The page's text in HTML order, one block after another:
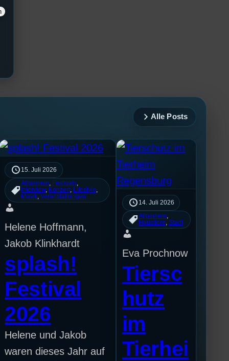
Alle Posts
15. Juli 2026
Allgemein Festivals
Interview, Konzert Lifestyle
Musik , Veranstaltungen
Helene Hoffmann,
Jakob Klinkhardt
splash!
Festival
2026
Helene und Jakob
waren dieses Jahr auf
14. Juli 2026
Allgemein
Haustiere Stadt
Eva Prochnow
Tiersc
hutz
im
Tierhei